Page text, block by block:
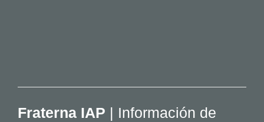
Fraterna IAP | Información de